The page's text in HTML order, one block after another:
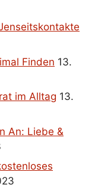
Finden 13.
im Alltag 13.
An: Liebe &